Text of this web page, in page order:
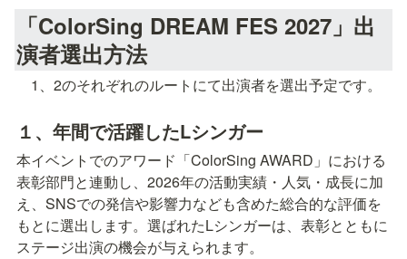
「ColorSing DREAM FES 2027」出
演者選出方法
1、2のそれぞれのルートにて出演者を選出予定です。
１、年間で活躍したLシンガー
本イベントでのアワード「ColorSing AWARD」における
表彰部門と連動し、2026年の活動実績・人気・成長に加
え、SNSでの発信や影響力なども含めた総合的な評価を
もとに選出します。選ばれたLシンガーは、表彰とともに
ステージ出演の機会が与えられます。